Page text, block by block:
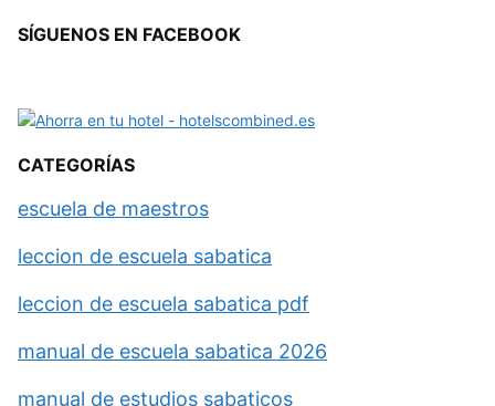
SÍGUENOS EN FACEBOOK
CATEGORÍAS
escuela de maestros
leccion de escuela sabatica
leccion de escuela sabatica pdf
manual de escuela sabatica 2026
manual de estudios sabaticos